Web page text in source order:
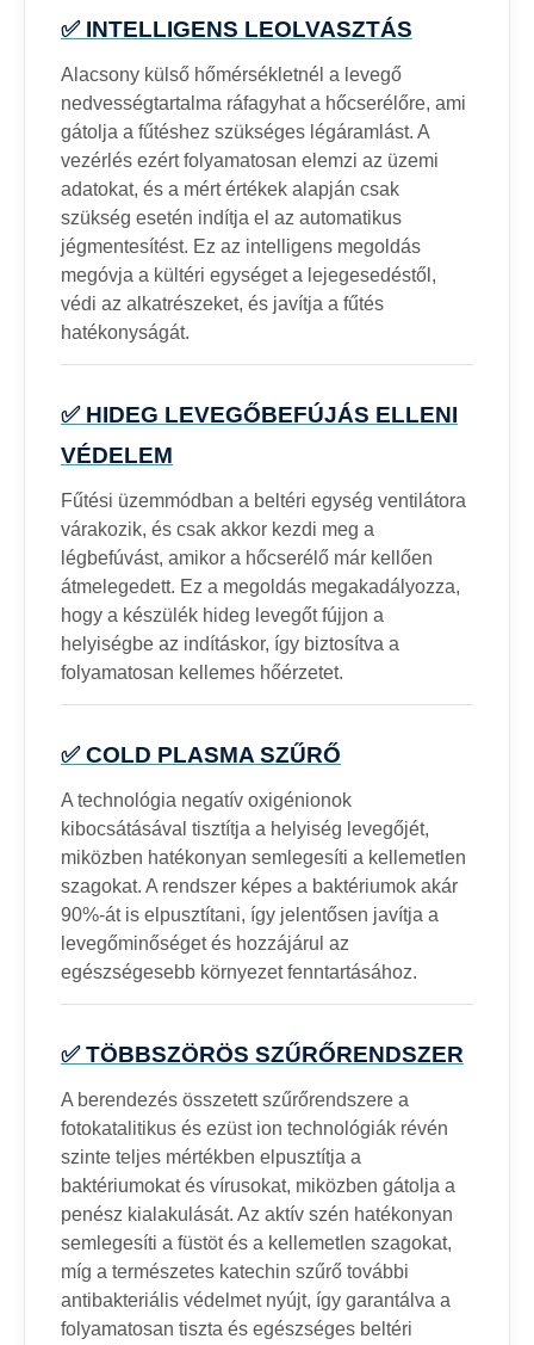
✅ INTELLIGENS LEOLVASZTÁS
Alacsony külső hőmérsékletnél a levegő
nedvességtartalma ráfagyhat a hőcserélőre, ami
gátolja a fűtéshez szükséges légáramlást. A
vezérlés ezért folyamatosan elemzi az üzemi
adatokat, és a mért értékek alapján csak
szükség esetén indítja el az automatikus
jégmentesítést. Ez az intelligens megoldás
megóvja a kültéri egységet a lejegesedéstől,
védi az alkatrészeket, és javítja a fűtés
hatékonyságát.
✅ HIDEG LEVEGŐBEFÚJÁS ELLENI
VÉDELEM
Fűtési üzemmódban a beltéri egység ventilátora
várakozik, és csak akkor kezdi meg a
légbefúvást, amikor a hőcserélő már kellően
átmelegedett. Ez a megoldás megakadályozza,
hogy a készülék hideg levegőt fújjon a
helyiségbe az indításkor, így biztosítva a
folyamatosan kellemes hőérzetet.
✅ COLD PLASMA SZŰRŐ
A technológia negatív oxigénionok
kibocsátásával tisztítja a helyiség levegőjét,
miközben hatékonyan semlegesíti a kellemetlen
szagokat. A rendszer képes a baktériumok akár
90%-át is elpusztítani, így jelentősen javítja a
levegőminőséget és hozzájárul az
egészségesebb környezet fenntartásához.
✅ TÖBBSZÖRÖS SZŰRŐRENDSZER
A berendezés összetett szűrőrendszere a
fotokatalitikus és ezüst ion technológiák révén
szinte teljes mértékben elpusztítja a
baktériumokat és vírusokat, miközben gátolja a
penész kialakulását. Az aktív szén hatékonyan
semlegesíti a füstöt és a kellemetlen szagokat,
míg a természetes katechin szűrő további
antibakteriális védelmet nyújt, így garantálva a
folyamatosan tiszta és egészséges beltéri